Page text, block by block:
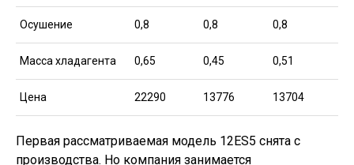
Осушение 0,8 0,8 0,8
Масса хладагента 0,65 0,45 0,51
Цена 22290 13776 13704
Первая рассматриваемая модель 12ES5 снята с
производства. Но компания занимается